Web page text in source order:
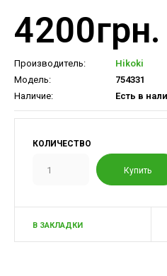
4200грн.
Производитель:
Hikoki
Модель:
754331
Наличие:
Есть в
КОЛИЧЕСТВО
В ЗАКЛАДКИ